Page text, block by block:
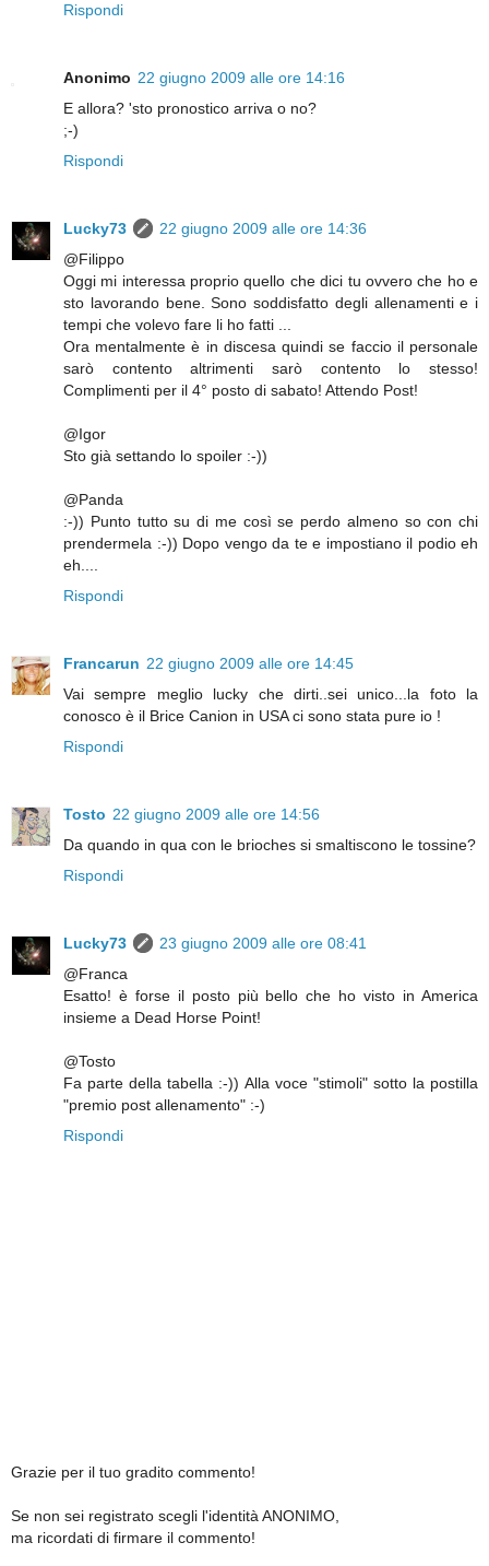
Rispondi
Anonimo 22 giugno 2009 alle ore 14:16
E allora? 'sto pronostico arriva o no?
;-)
Rispondi
Lucky73
22 giugno 2009 alle ore 14:36
@Filippo
Oggi mi interessa proprio quello che dici tu ovvero che ho e
sto lavorando bene. Sono soddisfatto degli allenamenti e i
tempi che volevo fare li ho fatti ...
Ora mentalmente è in discesa quindi se faccio il personale
sarò contento altrimenti sarò contento lo stesso!
Complimenti per il 4° posto di sabato! Attendo Post!
@Igor
Sto già settando lo spoiler :-))
@Panda
:-)) Punto tutto su di me così se perdo almeno so con chi
prendermela :-)) Dopo vengo da te e impostiano il podio eh
eh....
Rispondi
Francarun 22 giugno 2009 alle ore 14:45
Vai sempre meglio lucky che dirti..sei unico...la foto la
conosco è il Brice Canion in USA ci sono stata pure io !
Rispondi
Tosto 22 giugno 2009 alle ore 14:56
Da quando in qua con le brioches si smaltiscono le tossine?
Rispondi
Lucky73
23 giugno 2009 alle ore 08:41
@Franca
Esatto! è forse il posto più bello che ho visto in America
insieme a Dead Horse Point!
@Tosto
Fa parte della tabella :-)) Alla voce "stimoli" sotto la postilla
"premio post allenamento" :-)
Rispondi
Grazie per il tuo gradito commento!
Se non sei registrato scegli l'identità ANONIMO,
ma ricordati di firmare il commento!